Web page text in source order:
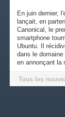
En juin dernier,
lançait, en
Canonical, le
smartphone
Ubuntu. Il
dans le
en annonçant la
Tous les